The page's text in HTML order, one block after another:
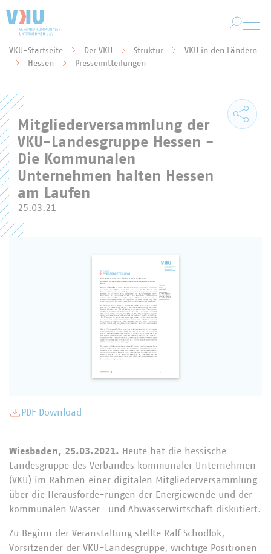
Sie befinden sich hier:
VKU-Startseite Der VKU Struktur
VKU in den Ländern
Hessen
Pressemitteilungen
Mitgliederversammlung der
VKU-Landesgruppe Hessen -
Die Kommunalen
Unternehmen halten Hessen
am Laufen
25.03.21
PDF Download
Wiesbaden, 25.03.2021. Heute hat die hessische
Landesgruppe des Verbandes kommunaler Unternehmen
(VKU) im Rahmen einer digitalen Mitgliederversammlung
über die Herausforde-rungen der Energiewende und der
kommunalen Wasser- und Abwasserwirtschaft diskutiert.
Zu Beginn der Veranstaltung stellte Ralf Schodlok,
Vorsitzender der VKU-Landesgruppe, wichtige Positionen